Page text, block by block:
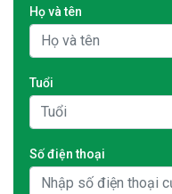
Họ và tên
Tuổi
Số điện thoại